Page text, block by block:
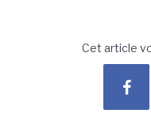
Cet article